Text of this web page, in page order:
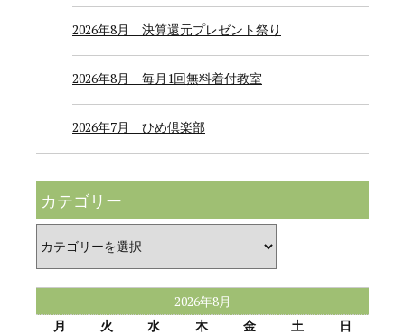
2026年8月 決算還元プレゼント祭り
2026年8月 毎月1回無料着付教室
2026年7月 ひめ倶楽部
カテゴリー
テ
ゴ
リ
2026年8月
月
火 水 木 金 土
日